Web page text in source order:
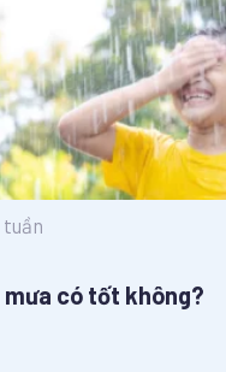
tuần
có tốt không?